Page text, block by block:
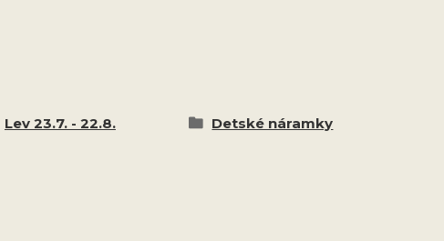
Lev 23.7. - 22.8.
Detské náramky